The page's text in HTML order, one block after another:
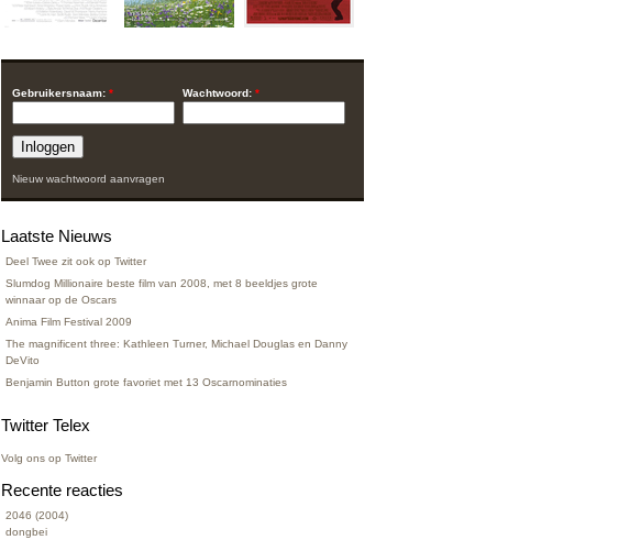
Gebruikersnaam: * Wachtwoord: *
Nieuw wachtwoord aanvragen
Laatste Nieuws
Deel Twee zit ook op Twitter
Slumdog Millionaire beste film van 2008, met 8 beeldjes grote
winnaar op de Oscars
Anima Film Festival 2009
The magnificent three: Kathleen Turner, Michael Douglas en Danny
DeVito
Benjamin Button grote favoriet met 13 Oscarnominaties
Twitter Telex
Volg ons op Twitter
Recente reacties
2046 (2004)
dongbei